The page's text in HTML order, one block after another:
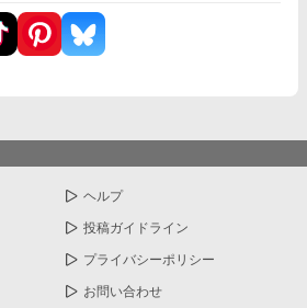
ヘルプ
投稿ガイドライン
プライバシーポリシー
お問い合わせ